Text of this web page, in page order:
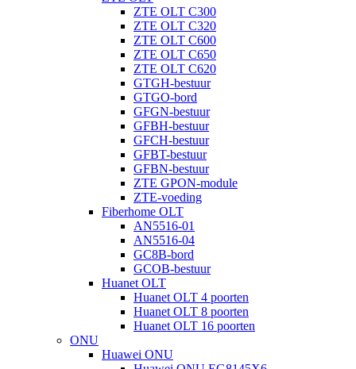
ZTE OLT C300
ZTE OLT C320
ZTE OLT C600
ZTE OLT C650
ZTE OLT C620
GTGH-bestuur
GTGO-bord
GFGN-bestuur
GFBH-bestuur
GFCH-bestuur
GFBT-bestuur
GFBN-bestuur
ZTE GPON-module
ZTE-voeding
Fiberhome OLT
AN5516-01
AN5516-04
GC8B-bord
GCOB-bestuur
Huanet OLT
Huanet OLT 4 poorten
Huanet OLT 8 poorten
Huanet OLT 16 poorten
ONU
Huawei ONU